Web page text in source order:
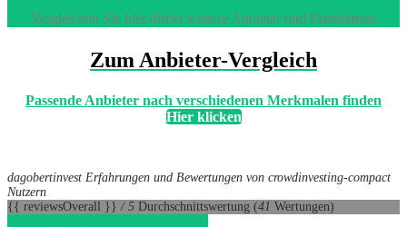
Vergleichen Sie hier direkt weitere Anbieter und Plattformen
Zum Anbieter-Vergleich
Passende Anbieter nach verschiedenen Merkmalen finden
Hier klicken
dagobertinvest Erfahrungen und Bewertungen von crowdinvesting-compact
Nutzern
{{ reviewsOverall }} / 5 Durchschnittswertung (41 Wertungen)